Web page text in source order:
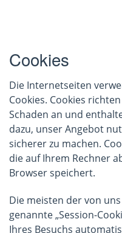
Cookies
Die Internetseiten
Cookies. Cookies
Schaden an und
dazu, unser Angebot
sicherer zu machen.
die auf Ihrem Rechner
Browser speichert.
Die meisten der von
genannte „Session-
Ihres Besuchs